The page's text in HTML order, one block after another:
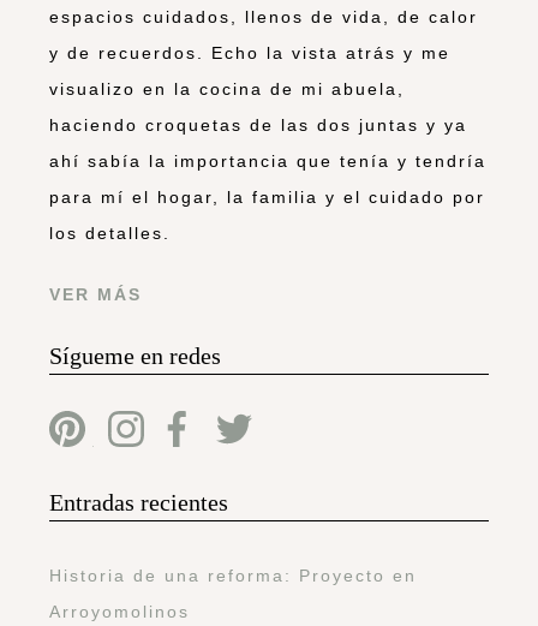
espacios cuidados, llenos de vida, de calor
y de recuerdos. Echo la vista atrás y me
visualizo en la cocina de mi abuela,
haciendo croquetas de las dos juntas y ya
ahí sabía la importancia que tenía y tendría
para mí el hogar, la familia y el cuidado por
los detalles.
VER MÁS
Sígueme en redes
Entradas recientes
Historia de una reforma: Proyecto en
Arroyomolinos